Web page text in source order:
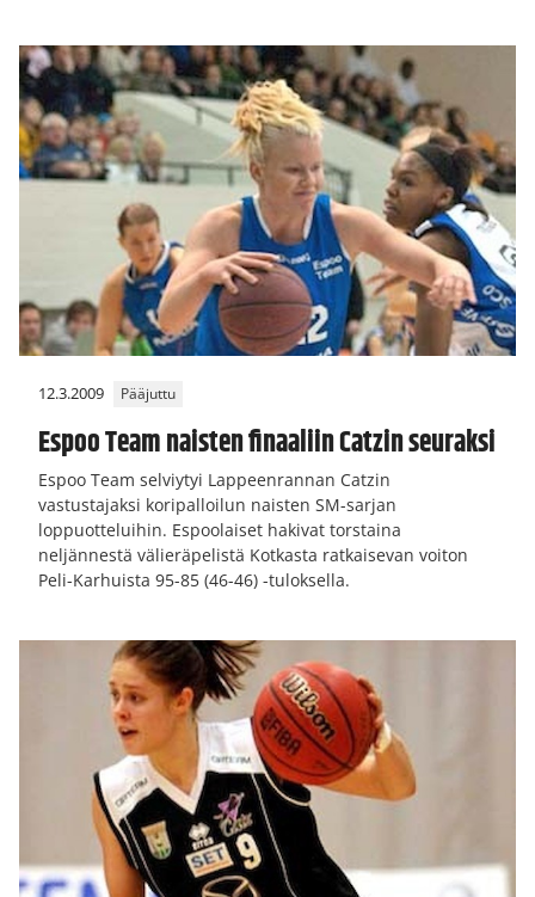
12.3.2009 Pääjuttu
Espoo Team naisten finaaliin Catzin seuraksi
Espoo Team selviytyi Lappeenrannan Catzin
vastustajaksi koripalloilun naisten SM-sarjan
loppuotteluihin. Espoolaiset hakivat torstaina
neljännestä välieräpelistä Kotkasta ratkaisevan voiton
Peli-Karhuista 95-85 (46-46) -tuloksella.